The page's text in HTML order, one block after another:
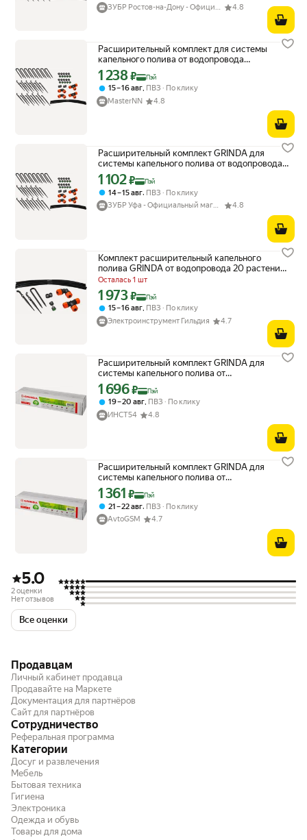
ЗУБР Ростов-на-Дону - Официальный магазин
4.8
Расширительный комплект для системы
капельного полива от водопровода
GRINDA 20 растений 425271
Цена с картой Яндекс Пэй 1238 ₽ вместо
1 238₽ Пэй
15 – 16 авг ПВЗ
По клику
MasterNN
4.8
Расширительный комплект GRINDA для
системы капельного полива от водопровода,
на 20 растений
Цена с картой Яндекс Пэй 1102 ₽ вместо
1 102₽ Пэй
14 – 15 авг, ПВЗ
По клику
ЗУБР Уфа - Официальный магазин
4.8
Комплект расширительный капельного
полива GRINDA от водопровода 20 растений
(425271)
Осталась 1 шт
Цена с картой Яндекс Пэй 1973 ₽ вместо
1 973₽ Пэй
15 – 16 авг, ПВЗ
По клику
Электроинструмент Гильдия
4.7
Расширительный комплект GRINDA для
системы капельного полива от
водопровода на 20 растений 425271
Цена с картой Яндекс Пэй 1696 ₽ вместо
1 696₽ Пэй
19 – 20 авг ПВЗ
По клику
ИНСТ54
4.8
Расширительный комплект GRINDA для
системы капельного полива от
водопровода, на 20 раст
Цена с картой Яндекс Пэй 1361 ₽ вместо
1 361 ₽ Пэй
21 – 22 авг, ПВЗ
По клику
AvtoGSM
4.7
5.0
2 оценки
Нет отзывов
Все оценки
Продавцам
Личный кабинет продавца
Продавайте на Маркете
Документация для партнёров
Сайт для партнёров
Сотрудничество
Реферальная программа
Категории
Досуг и развлечения
Мебель
Бытовая техника
Гигиена
Электроника
Одежда и обувь
Товары для дома